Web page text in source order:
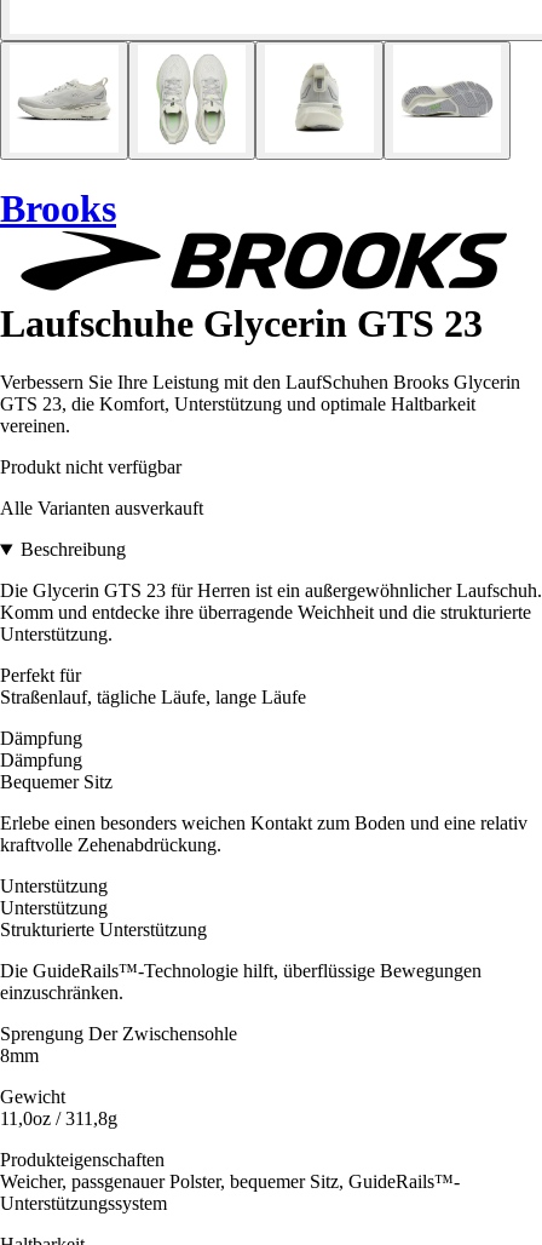
Brooks
Laufschuhe Glycerin GTS 23
Verbessern Sie Ihre Leistung mit den LaufSchuhen Brooks Glycerin
GTS 23, die Komfort, Unterstützung und optimale Haltbarkeit
vereinen.
Produkt nicht verfügbar
Alle Varianten ausverkauft
Beschreibung
Die Glycerin GTS 23 für Herren ist ein außergewöhnlicher Laufschuh.
Komm und entdecke ihre überragende Weichheit und die strukturierte
Unterstützung.
Perfekt für
Straßenlauf, tägliche Läufe, lange Läufe
Dämpfung
Dämpfung
Bequemer Sitz
Erlebe einen besonders weichen Kontakt zum Boden und eine relativ
kraftvolle Zehenabdrückung.
Unterstützung
Unterstützung
Strukturierte Unterstützung
Die GuideRails™-Technologie hilft, überflüssige Bewegungen
einzuschränken.
Sprengung Der Zwischensohle
8mm
Gewicht
11,0oz / 311,8g
Produkteigenschaften
Weicher, passgenauer Polster, bequemer Sitz, GuideRails™-
Unterstützungssystem